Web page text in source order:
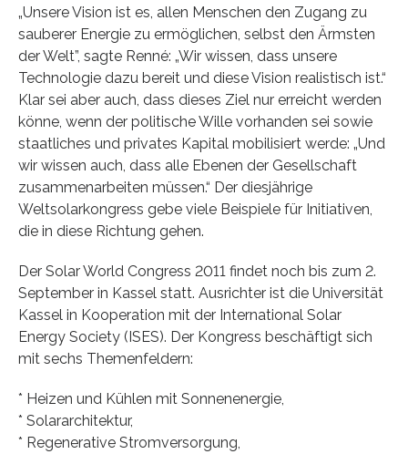
„Unsere Vision ist es, allen Menschen den Zugang zu
sauberer Energie zu ermöglichen, selbst den Ärmsten
der Welt”, sagte Renné: „Wir wissen, dass unsere
Technologie dazu bereit und diese Vision realistisch ist.“
Klar sei aber auch, dass dieses Ziel nur erreicht werden
könne, wenn der politische Wille vorhanden sei sowie
staatliches und privates Kapital mobilisiert werde: „Und
wir wissen auch, dass alle Ebenen der Gesellschaft
zusammenarbeiten müssen.“ Der diesjährige
Weltsolarkongress gebe viele Beispiele für Initiativen,
die in diese Richtung gehen.
Der Solar World Congress 2011 findet noch bis zum 2.
September in Kassel statt. Ausrichter ist die Universität
Kassel in Kooperation mit der International Solar
Energy Society (ISES). Der Kongress beschäftigt sich
mit sechs Themenfeldern:
* Heizen und Kühlen mit Sonnenenergie,
* Solararchitektur,
* Regenerative Stromversorgung,